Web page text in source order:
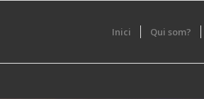
Inici Qui som?